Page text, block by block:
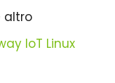
altro
IoT Linux